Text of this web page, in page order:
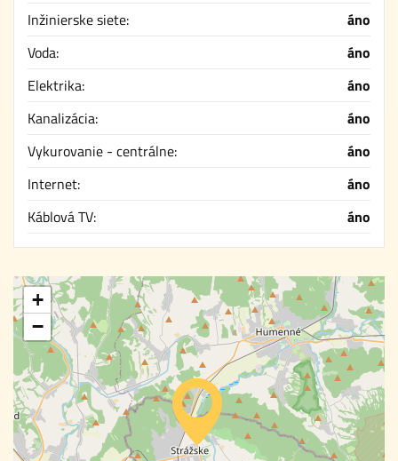
Inžinierske siete:
áno
Voda:
áno
Elektrika:
áno
Kanalizácia:
áno
Vykurovanie - centrálne:
áno
Internet:
áno
Káblová TV:
áno
+
−